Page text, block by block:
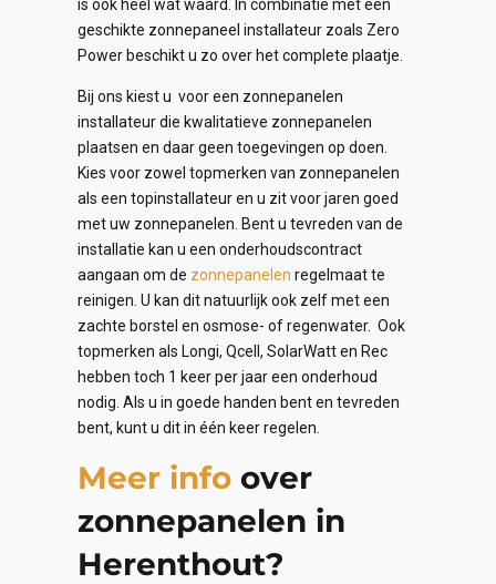
is ook heel wat waard. In combinatie met een
geschikte zonnepaneel installateur zoals Zero
Power beschikt u zo over het complete plaatje.
Bij ons kiest u voor een zonnepanelen
installateur die kwalitatieve zonnepanelen
plaatsen en daar geen toegevingen op doen.
Kies voor zowel topmerken van zonnepanelen
als een topinstallateur en u zit voor jaren goed
met uw zonnepanelen. Bent u tevreden van de
installatie kan u een onderhoudscontract
aangaan om de zonnepanelen regelmaat te
reinigen. U kan dit natuurlijk ook zelf met een
zachte borstel en osmose- of regenwater. Ook
topmerken als Longi, Qcell, SolarWatt en Rec
hebben toch 1 keer per jaar een onderhoud
nodig. Als u in goede handen bent en tevreden
bent, kunt u dit in één keer regelen.
Meer info over
zonnepanelen in
Herenthout?